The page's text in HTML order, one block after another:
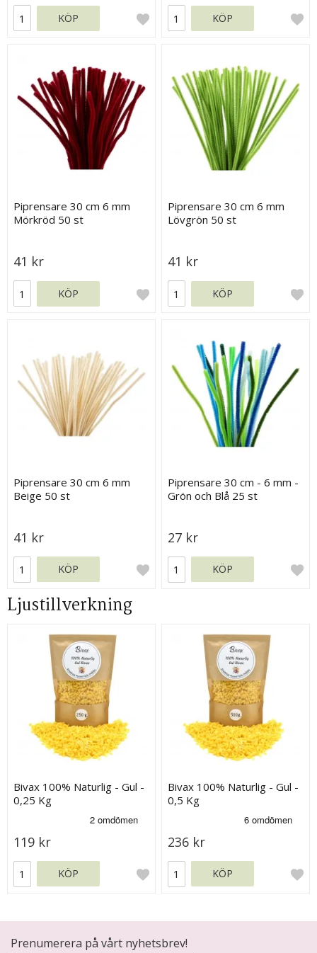
KÖP KÖP
Piprensare 30 cm 6 mm
Mörkröd 50 st
41 kr
KÖP
Piprensare 30 cm 6 mm
Lövgrön 50 st
41 kr
KÖP
Piprensare 30 cm 6 mm
Beige 50 st
41 kr
KÖP
Piprensare 30 cm - 6 mm -
Grön och Blå 25 st
27 kr
KÖP
Ljustillverkning
Bivax 100% Naturlig - Gul -
0,25 Kg
119 kr
KÖP
Bivax 100% Naturlig - Gul -
0,5 Kg
236 kr
KÖP
Prenumerera på vårt nyhetsbrev!